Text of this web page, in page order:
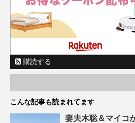
購読する
こんな記事も読まれてます
妻夫木聡＆マイコ